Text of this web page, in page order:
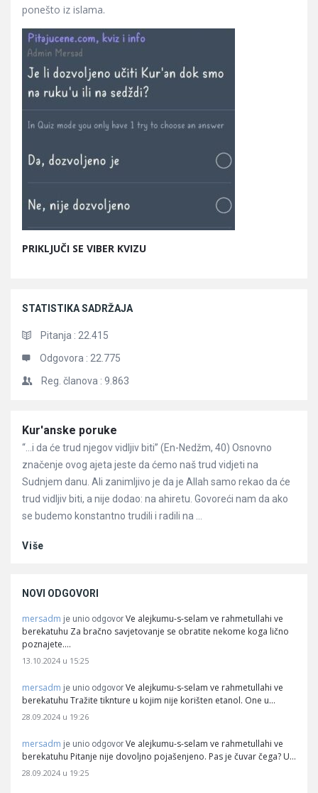
ponešto iz islama.
PRIKLJUČI SE VIBER KVIZU
STATISTIKA SADRŽAJA
Pitanja : 22.415
Odgovora : 22.775
Reg. članova : 9.863
Članci
Kur'anske poruke
“…i da će trud njegov vidljiv biti” (En-Nedžm, 40) Osnovno
značenje ovog ajeta jeste da ćemo naš trud vidjeti na
Sudnjem danu. Ali zanimljivo je da je Allah samo rekao da će
trud vidljiv biti, a nije dodao: na ahiretu. Govoreći nam da ako
se budemo konstantno trudili i radili na ...
Više
NOVI ODGOVORI
mersadm je unio odgovor Ve alejkumu-s-selam ve rahmetullahi ve
berekatuhu Za bračno savjetovanje se obratite nekome koga lično
poznajete.…
13.10.2024 u 15:25
mersadm je unio odgovor Ve alejkumu-s-selam ve rahmetullahi ve
berekatuhu Tražite tiknture u kojim nije korišten etanol. One u…
28.09.2024 u 19:26
mersadm je unio odgovor Ve alejkumu-s-selam ve rahmetullahi ve
berekatuhu Pitanje nije dovoljno pojašenjeno. Pas je čuvar čega? U…
28.09.2024 u 19:25